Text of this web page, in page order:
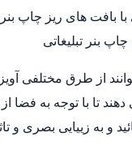
بافت های ریز چاپ
بنر تبلیغاتی
از طرق مختلفی
تا با توجه به فضا
و به زییایی بصری و